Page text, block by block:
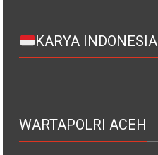
KARYA INDONESIA
WARTAPOLRI ACEH